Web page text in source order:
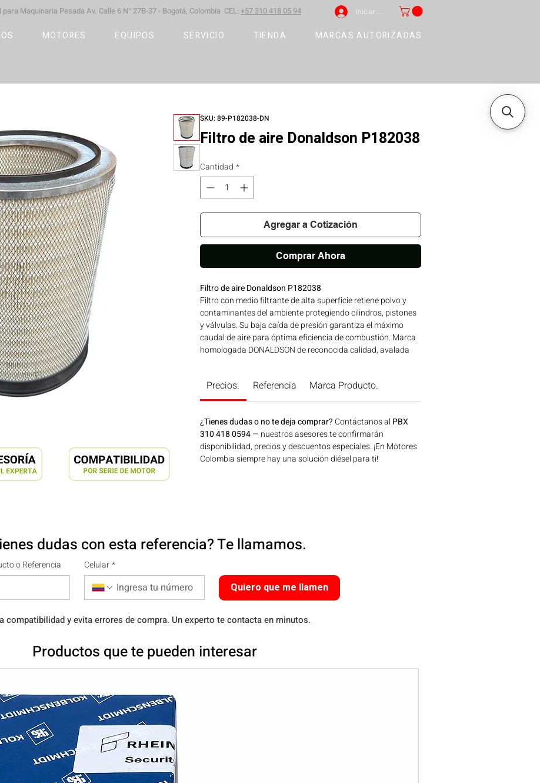
Maquinaria Pesada Av. Calle 6 N° 27B-37 - Bogotá, Colombia CEL: +57 310 418 05 94 Iniciar sesión
MOTORES EQUIPOS SERVICIO TIENDA MARCAS AUTORIZADAS
SKU: 89-P182038-DN
Filtro de aire Donaldson P182038
Cantidad *
Agregar a Cotización
Comprar Ahora
Filtro de aire Donaldson P182038
Filtro con medio filtrante de alta superficie retiene polvo y
contaminantes del ambiente protegiendo cilindros, pistones
y válvulas. Su baja caída de presión garantiza el máximo
caudal de aire para óptima eficiencia de combustión. Marca
homologada DONALDSON de reconocida calidad, avalada
generación de energía disponible en Bogotá, Colombia.
Consíguelo ahora en Motores Colombia.
Precios. Referencia Marca Producto.
¿Tienes dudas o no te deja comprar? Contáctanos al PBX
310 418 0594— nuestros asesores te confirmarán
disponibilidad, precios y descuentos especiales. ¡En Motores
Colombia siempre hay una solución diésel para ti!
dudas con esta referencia? Te llamamos.
o Referencia Celular *
Quiero que me llamen
compatibilidad y evita errores de compra. Un experto te contacta en minutos.
Productos que te pueden interesar